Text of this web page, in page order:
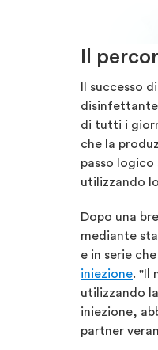
Il
Il successo
disinfettante
di tutti i
che la
passo
utilizzando
Dopo una
mediante
e in serie
iniezione. "Il
utilizzando
iniezione,
partner